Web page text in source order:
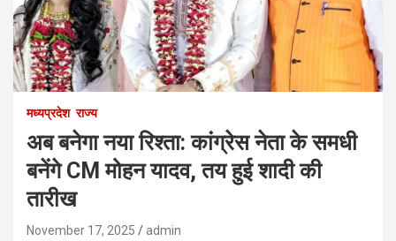
मध्यप्रदेश राज्य
अब बनेगा नया रिश्ता: कांग्रेस नेता के समधी
बनेंगे CM मोहन यादव, तय हुई शादी की
तारीख
November 17, 2025 admin